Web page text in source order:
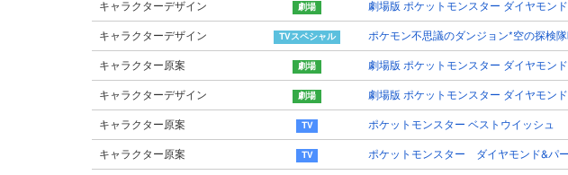
キャラクターデザイン 劇場版 ポケットモンスター ダイヤモン
キャラクターデザイン ポケモン不思議のダンジョン*空の探検
キャラクター原案 劇場版 ポケットモンスター ダイヤモン
キャラクターデザイン 劇場版 ポケットモンスター ダイヤモン
キャラクター原案 ポケットモンスター ベストウイッシュ
キャラクター原案 ポケットモンスター ダイヤモンド&パ